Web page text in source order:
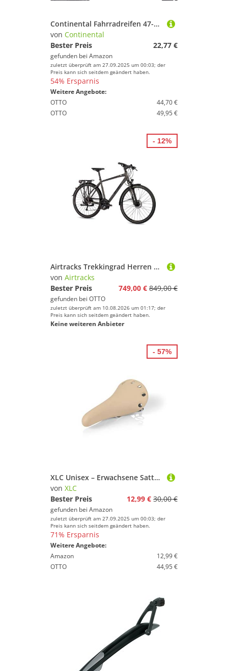
Continental Fahrradreifen 47-559 Contact Plus schwarz Reflexstreifen Draht
von Continental
Bester Preis
22,77 €
gefunden bei Amazon
zuletzt überprüft am 27.09.2025 um 00:03; der
Preis kann sich seitdem geändert haben.
54% Ersparnis
Weitere Angebote:
OTTO
44,70 €
OTTO
49,95 €
Airtracks Trekkingrad Herren Trekking Fahrrad 28 Zoll Trekkingrad TR.2835, 24 Gang Shimano SHIMANO ALIVIO RD-M31000 SGS Schaltwerk, Kettenschaltung, - Rahmenhöhen 52 cm 56 cm 60cm - Modelljahr 2026
von Airtracks
Bester Preis
749,00 € 849,00 €
gefunden bei OTTO
zuletzt überprüft am 10.08.2026 um 01:17; der
Preis kann sich seitdem geändert haben.
Keine weiteren Anbieter
- 12%
XLC Unisex – Erwachsene Sattel SA-T16, Beige, 281x165 mm
von XLC
Bester Preis
12,99 € 30,00 €
gefunden bei Amazon
zuletzt überprüft am 27.09.2025 um 00:03; der
Preis kann sich seitdem geändert haben.
71% Ersparnis
Weitere Angebote:
Amazon
12,99 €
OTTO
44,95 €
- 57%